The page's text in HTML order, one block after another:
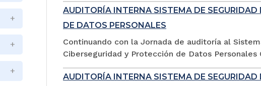
AUDITORÍA INTERNA SISTEMA DE
DE DATOS PERSONALES
Continuando con la Jornada de auditoría al
Ciberseguridad y Protección de Datos
AUDITORÍA INTERNA SISTEMA DE